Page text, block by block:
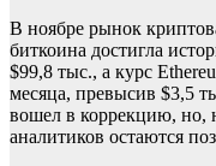
В ноябре рынок
биткоина достигла
$99,8 тыс., а курс
месяца, превысив $3,5
вошел в коррекцию, но,
аналитиков остаются